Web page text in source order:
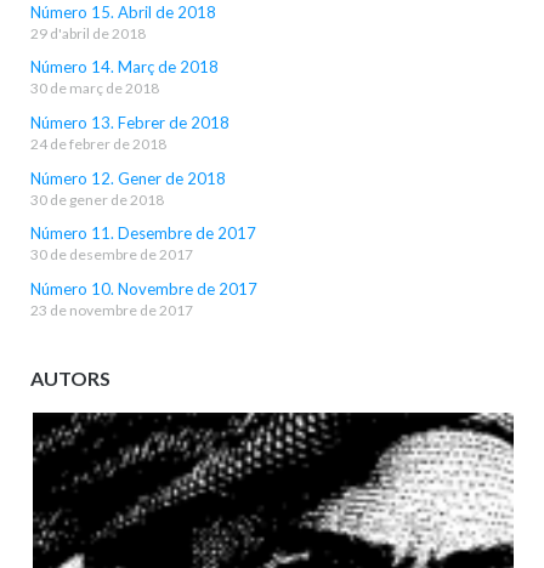
Número 15. Abril de 2018
29 d'abril de 2018
Número 14. Març de 2018
30 de març de 2018
Número 13. Febrer de 2018
24 de febrer de 2018
Número 12. Gener de 2018
30 de gener de 2018
Número 11. Desembre de 2017
30 de desembre de 2017
Número 10. Novembre de 2017
23 de novembre de 2017
AUTORS